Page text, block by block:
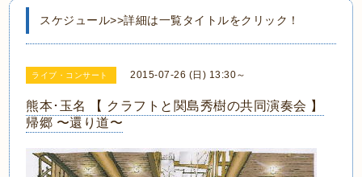
スケジュール>>詳細は一覧タイトルをクリック！
ライブ・コンサート 2015-07-26 (日) 13:30～
熊本･玉名 【 クラフトと関島秀樹の共同演奏会 】
帰郷 〜還り道〜